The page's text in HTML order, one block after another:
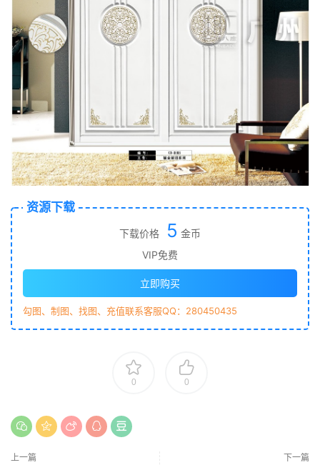
资源下载
下载价格 5 金币
VIP免费
立即购买
勾图、制图、找图、充值联系客服QQ：280450435
0 0
上一篇 下一篇